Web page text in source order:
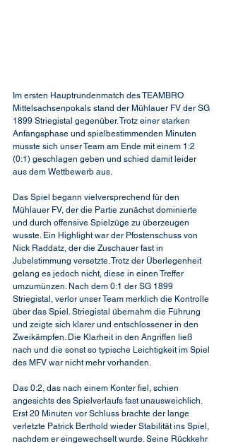
Im ersten Hauptrundenmatch des TEAMBRO
Mittelsachsenpokals stand der Mühlauer FV der SG
1899 Striegistal gegenüber. Trotz einer starken
Anfangsphase und spielbestimmenden Minuten
musste sich unser Team am Ende mit einem 1:2
(0:1) geschlagen geben und schied damit leider
aus dem Wettbewerb aus.
Das Spiel begann vielversprechend für den
Mühlauer FV, der die Partie zunächst dominierte
und durch offensive Spielzüge zu überzeugen
wusste. Ein Highlight war der Pfostenschuss von
Nick Raddatz, der die Zuschauer fast in
Jubelstimmung versetzte. Trotz der Überlegenheit
gelang es jedoch nicht, diese in einen Treffer
umzumünzen. Nach dem 0:1 der SG 1899
Striegistal, verlor unser Team merklich die Kontrolle
über das Spiel. Striegistal übernahm die Führung
und zeigte sich klarer und entschlossener in den
Zweikämpfen. Die Klarheit in den Angriffen ließ
nach und die sonst so typische Leichtigkeit im Spiel
des MFV war nicht mehr vorhanden.
Das 0:2, das nach einem Konter fiel, schien
angesichts des Spielverlaufs fast unausweichlich.
Erst 20 Minuten vor Schluss brachte der lange
verletzte Patrick Berthold wieder Stabilität ins Spiel,
nachdem er eingewechselt wurde. Seine Rückkehr